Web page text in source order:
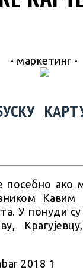
- маркетинг -
посебно ако
Кавим
У понуди